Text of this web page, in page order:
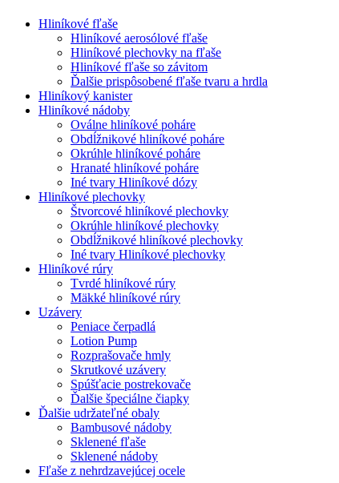
Hliníkové fľaše
Hliníkové aerosólové fľaše
Hliníkové plechovky na fľaše
Hliníkové fľaše so závitom
Ďalšie prispôsobené fľaše tvaru a hrdla
Hliníkový kanister
Hliníkové nádoby
Oválne hliníkové poháre
Obdĺžnikové hliníkové poháre
Okrúhle hliníkové poháre
Hranaté hliníkové poháre
Iné tvary Hliníkové dózy
Hliníkové plechovky
Štvorcové hliníkové plechovky
Okrúhle hliníkové plechovky
Obdĺžnikové hliníkové plechovky
Iné tvary Hliníkové plechovky
Hliníkové rúry
Tvrdé hliníkové rúry
Mäkké hliníkové rúry
Uzávery
Peniace čerpadlá
Lotion Pump
Rozprašovače hmly
Skrutkové uzávery
Spúšťacie postrekovače
Ďalšie špeciálne čiapky
Ďalšie udržateľné obaly
Bambusové nádoby
Sklenené fľaše
Sklenené nádoby
Fľaše z nehrdzavejúcej ocele